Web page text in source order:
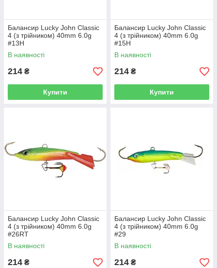
Балансир Lucky John Classic
4 (з трійником) 40mm 6.0g
#13H
В наявності
214 ₴
Купити
Балансир Lucky John Classic
4 (з трійником) 40mm 6.0g
#15H
В наявності
214 ₴
Купити
Балансир Lucky John Classic
4 (з трійником) 40mm 6.0g
#26RT
В наявності
214 ₴
Балансир Lucky John Classic
4 (з трійником) 40mm 6.0g
#29
В наявності
214 ₴